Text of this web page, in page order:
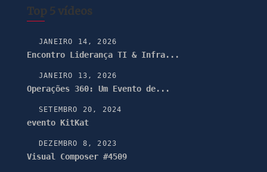
Top 5 vídeos
JANEIRO 14, 2026
Encontro Liderança TI & Infra...
JANEIRO 13, 2026
Operações 360: Um Evento de...
SETEMBRO 20, 2024
evento KitKat
DEZEMBRO 8, 2023
Visual Composer #4509